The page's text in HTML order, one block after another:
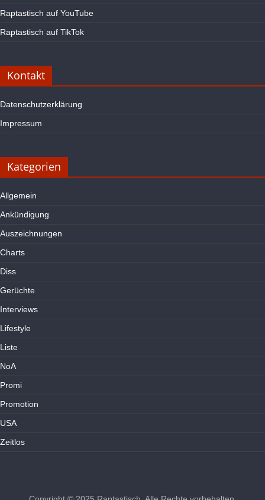
Raptastisch auf YouTube
Raptastisch auf TikTok
Kontakt
Datenschutzerklärung
Impressum
Kategorien
Allgemein
Ankündigung
Auszeichnungen
Charts
Diss
Gerüchte
Interviews
Lifestyle
Liste
NoA
Promi
Promotion
USA
Zeitlos